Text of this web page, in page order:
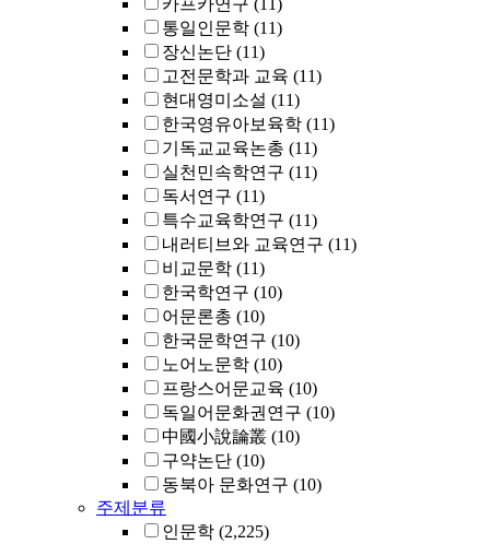
카프카연구 (11)
통일인문학 (11)
장신논단 (11)
고전문학과 교육 (11)
현대영미소설 (11)
한국영유아보육학 (11)
기독교교육논총 (11)
실천민속학연구 (11)
독서연구 (11)
특수교육학연구 (11)
내러티브와 교육연구 (11)
비교문학 (11)
한국학연구 (10)
어문론총 (10)
한국문학연구 (10)
노어노문학 (10)
프랑스어문교육 (10)
독일어문화권연구 (10)
中國小說論叢 (10)
구약논단 (10)
동북아 문화연구 (10)
주제분류
인문학 (2,225)